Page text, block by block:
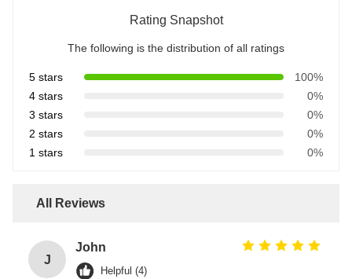
Rating Snapshot
The following is the distribution of all ratings
5 stars
100%
4 stars
0%
3 stars
0%
2 stars
0%
1 stars
0%
All Reviews
J
John
Helpful (4)